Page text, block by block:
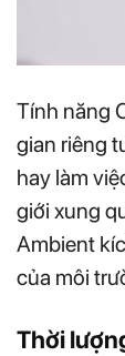
Tính năng
gian riêng
hay làm
giới xung
Ambient
của môi
Thời